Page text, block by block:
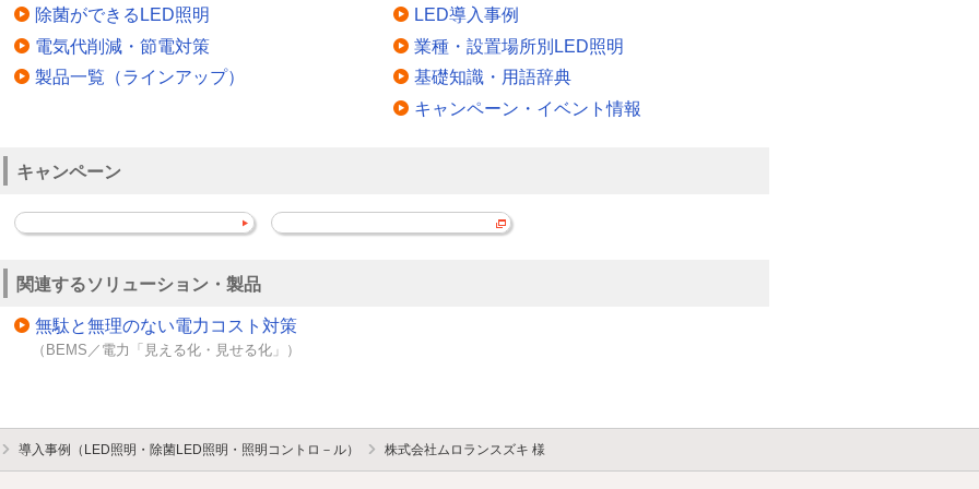
除菌ができるLED照明
電気代削減・節電対策
製品一覧（ラインアップ）
LED導入事例
業種・設置場所別LED照明
基礎知識・用語辞典
キャンペーン・イベント情報
キャンペーン
関連するソリューション・製品
無駄と無理のない電力コスト対策
（BEMS／電力「見える化・見せる化」）
導入事例（LED照明・除菌LED照明・照明コントロ－ル） 株式会社ムロランスズキ 様